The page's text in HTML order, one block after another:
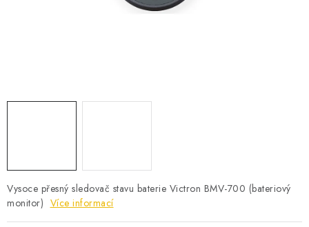
STARTOVACÍ ZDROJE
TESTERY BATERIÍ
Vysoce přesný sledovač stavu baterie Victron BMV-700 (bateriový
monitor) Více informací